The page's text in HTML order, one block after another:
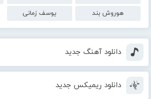
هوروش بند
یوسف زمانی
دانلود آهنگ جدید
دانلود ریمیکس جدید